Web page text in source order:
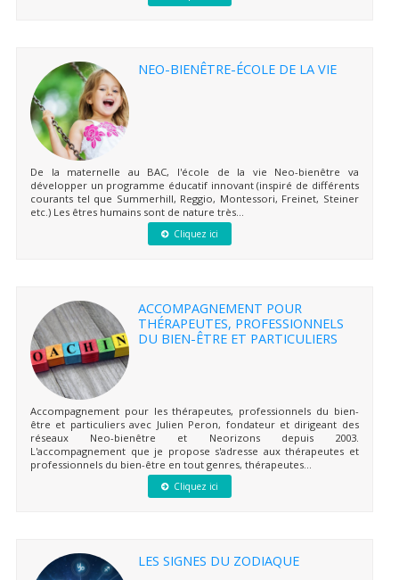
NEO-BIENÊTRE-ÉCOLE DE LA VIE
De la maternelle au BAC, l'école de la vie Neo-bienêtre va
développer un programme éducatif innovant (inspiré de différents
courants tel que Summerhill, Reggio, Montessori, Freinet, Steiner
etc.) Les êtres humains sont de nature très...
Cliquez ici
ACCOMPAGNEMENT POUR
THÉRAPEUTES, PROFESSIONNELS
DU BIEN-ÊTRE ET PARTICULIERS
Accompagnement pour les thérapeutes, professionnels du bien-
être et particuliers avec Julien Peron, fondateur et dirigeant des
réseaux Neo-bienêtre et Neorizons depuis 2003.
L'accompagnement que je propose s'adresse aux thérapeutes et
professionnels du bien-être en tout genres, thérapeutes...
Cliquez ici
LES SIGNES DU ZODIAQUE